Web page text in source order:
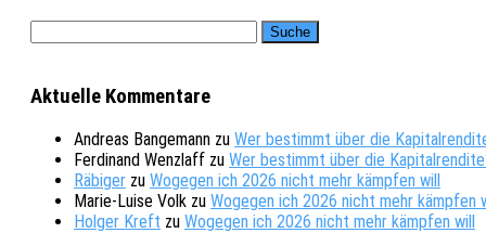
Aktuelle Kommentare
Andreas Bangemann zu Wer bestimmt über die
Ferdinand Wenzlaff zu Wer bestimmt über die
Räbiger zu Wogegen ich 2026 nicht mehr kämpfen will
Marie-Luise Volk zu Wogegen ich 2026 nicht mehr kämpfen
Holger Kreft zu Wogegen ich 2026 nicht mehr kämpfen will